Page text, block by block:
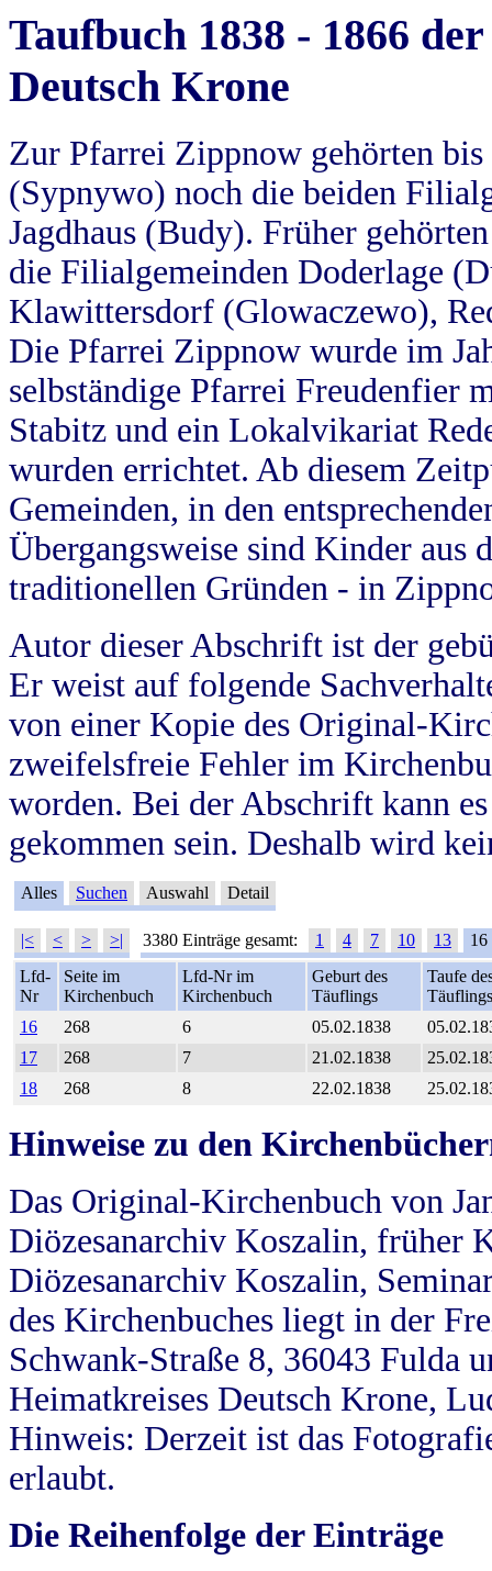
Taufbuch 1838 - 1866
Deutsch Krone
Zur Pfarrei Zippnow gehörten
(Sypnywo) noch die beiden
Jagdhaus (Budy). Früher
die Filialgemeinden Doderlage
Klawittersdorf (Glowaczewo),
Die Pfarrei Zippnow wurde im
selbständige Pfarrei Freudenfier
Stabitz und ein Lokalvikariat
wurden errichtet. Ab diesem
Gemeinden, in den
Übergangsweise sind Kinder aus
traditionellen Gründen - in
Autor dieser Abschrift ist der
Er weist auf folgende
von einer Kopie des Original-
zweifelsfreie Fehler im
worden. Bei der Abschrift kann
gekommen sein. Deshalb wird
Alles Suchen Auswahl Detail
|< < > >| 3380 Einträge gesamt: 1 4 7 10 13
16
Lfd-
Nr
Seite im
Kirchenbuch
Lfd-Nr im
Kirchenbuch
Geburt des
Täuflings
Taufe
Täuflings
16
268 6 05.02.1838
17
268 7 21.02.1838
18
268 8 22.02.1838
Hinweise zu den
Das Original-Kirchenbuch von
Diözesanarchiv Koszalin, früher
Diözesanarchiv Koszalin,
des Kirchenbuches liegt in der
Schwank-Straße 8, 36043 Fulda
Heimatkreises Deutsch Krone,
Hinweis: Derzeit ist das
erlaubt.
Die Reihenfolge der Einträge